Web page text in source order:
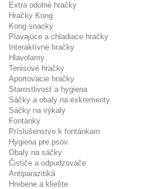
Extra odolné hračky
Hračky Kong
Kong snacky
Plávajúce a chladiace hračky
Interaktívne hračky
Hlavolamy
Tenisové hračky
Aportovacie hračky
Starostlivosť a hygiena
Sáčky a obaly na exkrementy
Sáčky na výkaly
Fontánky
Príslušenstvo k fontánkam
Hygiena pre psov
Obaly na sáčky
Čističe a odpudzovače
Antiparazitiká
Hrebene a kliešte